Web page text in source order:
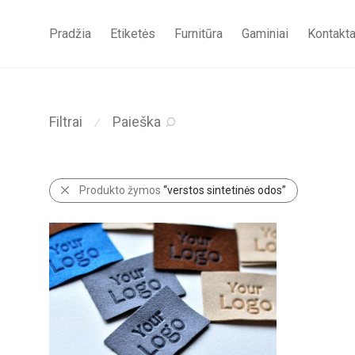
Pradžia Etiketės Furnitūra Gaminiai
Filtrai ⁄ Paieška
Produkto žymos “verstos sintetinės odos”